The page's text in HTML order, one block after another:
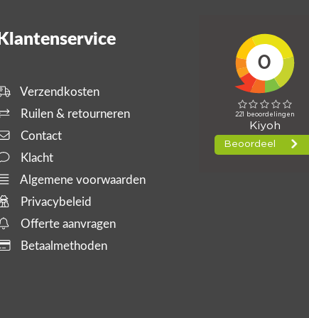
Klantenservice
Verzendkosten
Ruilen & retourneren
Contact
Klacht
Algemene voorwaarden
Privacybeleid
Offerte aanvragen
Betaalmethoden